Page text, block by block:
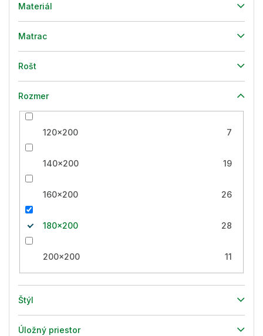
Materiál
Matrac
Rošt
Rozmer
120x200 7
140x200 19
160x200 26
180x200 28
200x200 11
Štýl
Úložný priestor